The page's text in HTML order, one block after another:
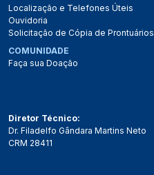
Localização e Telefones Úteis
Ouvidoria
Solicitação de Cópia de Prontuários
COMUNIDADE
Faça sua Doação
Diretor Técnico:
Dr. Filadelfo Gândara Martins Neto
CRM 28411